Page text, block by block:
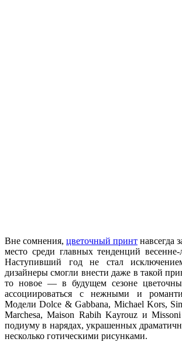
Вне сомнения, цветочный принт навсегда
место среди главных тенденций
Наступивший год не стал
дизайнеры смогли внести даже в такой
то новое — в будущем сезоне
ассоциироваться с нежными и
Модели Dolce & Gabbana, Michael Kors,
Marchesa, Maison Rabih Kayrouz и
подиуму в нарядах, украшенных
несколько готическими рисунками.